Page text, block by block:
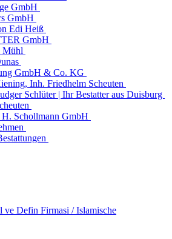
GmbH
GmbH
Edi Heiß
GmbH
Mühl
GmbH & Co. KG
Inh. Friedhelm Scheuten
Schlüter | Ihr Bestatter aus Duisburg
H. Schollmann GmbH
ve Defin Firmasi / Islamische